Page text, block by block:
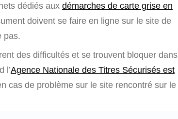
dédiés aux démarches de carte grise en
doivent se faire en ligne sur le site de
pas.
des difficultés et se trouvent bloquer dans
l’Agence Nationale des Titres Sécurisés est
cas de problème sur le site rencontré sur le